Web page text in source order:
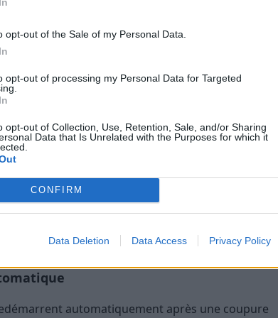
opt-out of the Sale of my Personal Data.
opt-out of processing my Personal Data for Targeted
opt-out of Collection, Use, Retention, Sale, and/or Sharing
Data that Is Unrelated with the Purposes for which it
CONFIRM
Data Deletion Data Access Privacy Policy
d’éteindre sa box la nuit
réel
connectés, tels que les smartphones,
perdent leur connexion internet. Cela peut
nécessitant une connexion continue, comme
systèmes de paiement en ligne.
les mises à jour automatiques
mettent à jour ou se synchronisent
à internet. En coupant la box durant la nuit,
entraîner des vulnérabilités ou des
automatiquement après une coupure